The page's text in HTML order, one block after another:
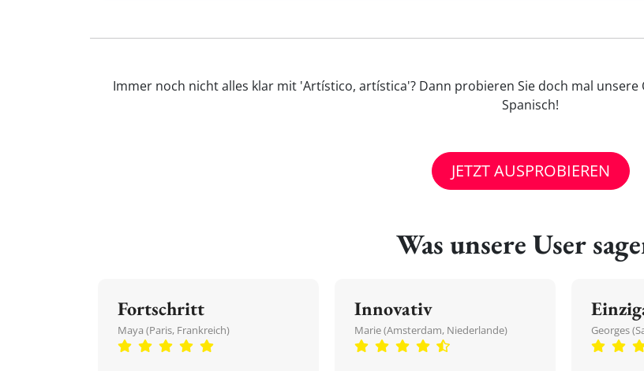
Immer noch nicht alles klar mit 'Artístico, artística'? Dann probieren Sie doch mal
Spanisch!
JETZT AUSPROBIEREN
Was unsere User
Fortschritt
Maya (Paris, Frankreich)
Innovativ
Marie (Amsterdam, Niederlande) Georges